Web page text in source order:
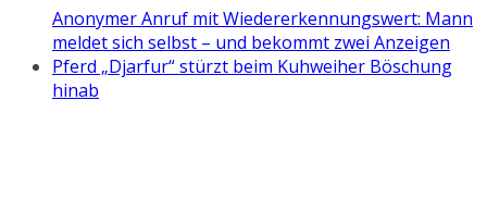
Anonymer Anruf mit Wiedererkennungswert: Mann
meldet sich selbst – und bekommt zwei Anzeigen
Pferd „Djarfur“ stürzt beim Kuhweiher Böschung
hinab